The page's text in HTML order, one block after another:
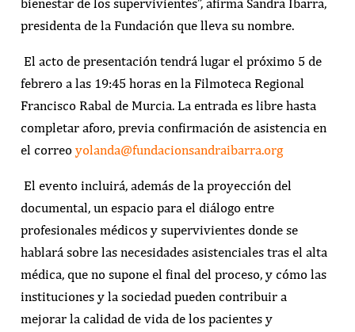
bienestar de los supervivientes”, afirma Sandra Ibarra,
presidenta de la Fundación que lleva su nombre.
El acto de presentación tendrá lugar el próximo 5 de
febrero a las 19:45 horas en la Filmoteca Regional
Francisco Rabal de Murcia. La entrada es libre hasta
completar aforo, previa confirmación de asistencia en
el correo yolanda@fundacionsandraibarra.org
El evento incluirá, además de la proyección del
documental, un espacio para el diálogo entre
profesionales médicos y supervivientes donde se
hablará sobre las necesidades asistenciales tras el alta
médica, que no supone el final del proceso, y cómo las
instituciones y la sociedad pueden contribuir a
mejorar la calidad de vida de los pacientes y